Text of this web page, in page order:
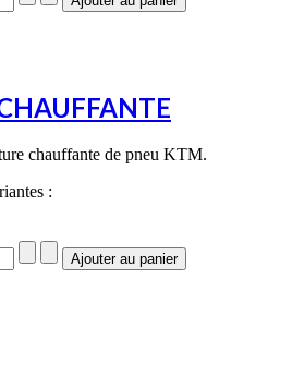
chauffante de pneu KTM.
: